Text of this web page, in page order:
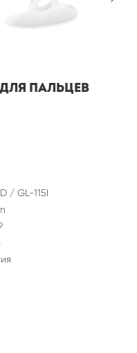
пальцев
/ GL-115I